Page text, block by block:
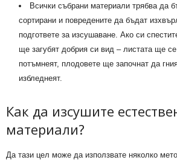
Всички събрани материали трябва да
сортирани и повредените да бъдат
подгответе за изсушаване. Ако си
ще загубят добрия си вид – листата ще
потъмнеят, плодовете ще започнат да
избледнеят.
Как да изсушите
материали?
Да тази цел може да използвате няколко